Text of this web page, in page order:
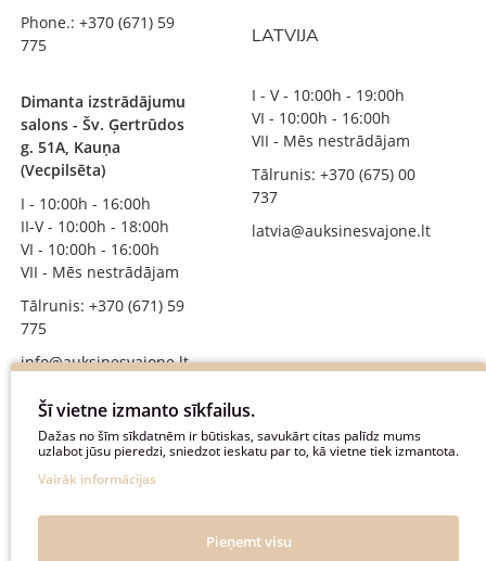
Phone.: +370 (671) 59
775
Dimanta izstrādājumu
salons - Šv. Ģertrūdos
g. 51A, Kauņa
(Vecpilsēta)
I - 10:00h - 16:00h
II-V - 10:00h - 18:00h
VI - 10:00h - 16:00h
VII - Mēs nestrādājam
Tālrunis: +370 (671) 59
775
info@auksinesvajone.lt
SEKOJIET MUMS
auksinesvajone
@auksinesvajone3600
LATVIJA
I - V - 10:00h - 19:00h
VI - 10:00h - 16:00h
VII - Mēs nestrādājam
Tālrunis: +370 (675) 00
737
latvia@auksinesvajone.lt
Šī vietne izmanto sīkfailus.
Dažas no šīm sīkdatnēm ir būtiskas, savukārt citas palīdz mums
uzlabot jūsu pieredzi, sniedzot ieskatu par to, kā vietne tiek izmantota.
Vairāk informācijas
Pieņemt visu